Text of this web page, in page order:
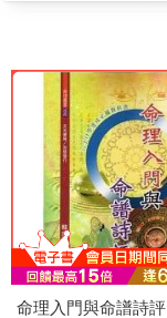
命理入門與命譜詩評